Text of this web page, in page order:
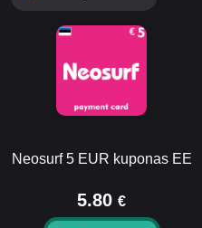
Neosurf 5 EUR kuponas EE
5.80 €